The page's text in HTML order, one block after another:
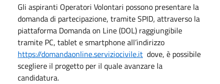
Gli aspiranti Operatori Volontari possono presentare la
domanda di partecipazione, tramite SPID, attraverso la
piattaforma Domanda on Line (DOL) raggiungibile
tramite PC, tablet e smartphone all’indirizzo
https://domandaonline.serviziocivile.it dove, è possibile
scegliere il progetto per il quale avanzare la
candidatura.